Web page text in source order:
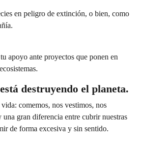
en peligro de extinción, o bien, como
apoyo ante proyectos que ponen en
destruyendo el planeta.
comemos, nos vestimos, nos
una gran diferencia entre cubrir nuestras
de forma excesiva y sin sentido.